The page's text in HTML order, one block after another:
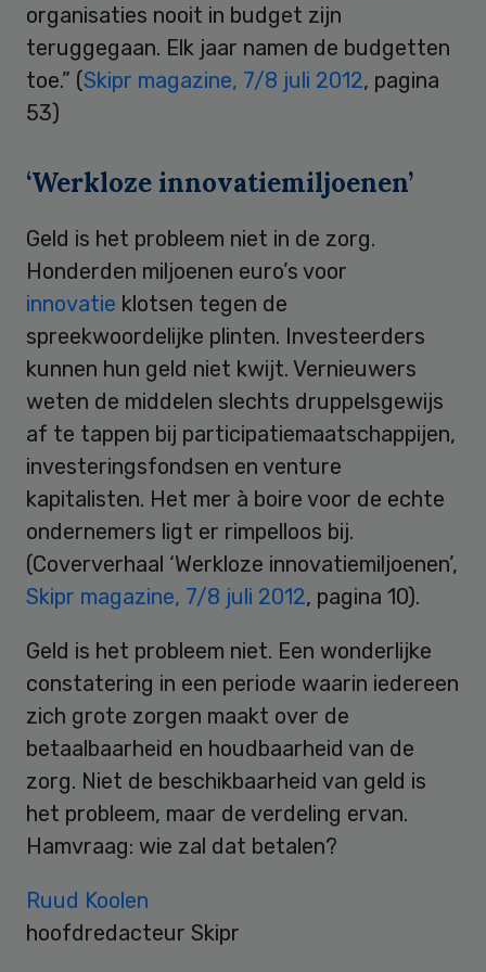
organisaties nooit in budget zijn
teruggegaan. Elk jaar namen de budgetten
toe.” (Skipr magazine, 7/8 juli 2012, pagina
53)
‘Werkloze innovatiemiljoenen’
Geld is het probleem niet in de zorg.
Honderden miljoenen euro’s voor
innovatie klotsen tegen de
spreekwoordelijke plinten. Investeerders
kunnen hun geld niet kwijt. Vernieuwers
weten de middelen slechts druppelsgewijs
af te tappen bij participatiemaatschappijen,
investeringsfondsen en venture
kapitalisten. Het mer à boire voor de echte
ondernemers ligt er rimpelloos bij.
(Coververhaal ‘Werkloze innovatiemiljoenen’,
Skipr magazine, 7/8 juli 2012, pagina 10).
Geld is het probleem niet. Een wonderlijke
constatering in een periode waarin iedereen
zich grote zorgen maakt over de
betaalbaarheid en houdbaarheid van de
zorg. Niet de beschikbaarheid van geld is
het probleem, maar de verdeling ervan.
Hamvraag: wie zal dat betalen?
Ruud Koolen
hoofdredacteur Skipr